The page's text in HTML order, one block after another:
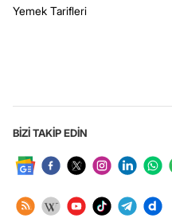
Yemek Tarifleri
BİZİ TAKİP EDİN